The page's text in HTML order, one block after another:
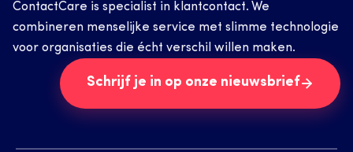
ContactCare is specialist in klantcontact. We
combineren menselijke service met slimme technologie
voor organisaties die écht verschil willen maken.
Schrijf je in op onze nieuwsbrief